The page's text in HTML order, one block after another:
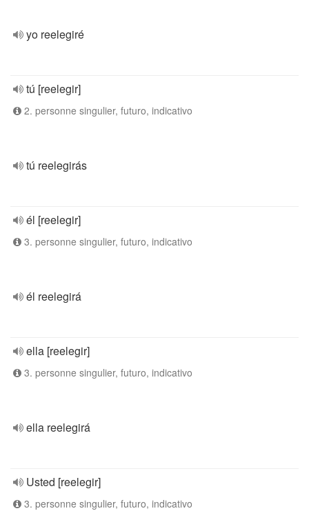
yo reelegiré
tú [reelegir]
2. personne singulier, futuro, indicativo
tú reelegirás
él [reelegir]
3. personne singulier, futuro, indicativo
él reelegirá
ella [reelegir]
3. personne singulier, futuro, indicativo
ella reelegirá
Usted [reelegir]
3. personne singulier, futuro, indicativo